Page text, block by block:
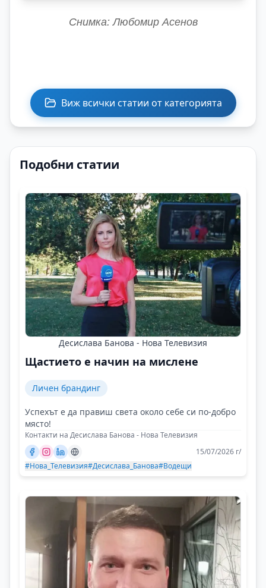
Снимка: Любомир Асенов
Виж всички статии от категорията
Подобни статии
Десислава Банова - Нова Телевизия
Щастието е начин на мислене
Личен брандинг
Успехът е да правиш света около себе си по-добро
място!
Контакти на Десислава Банова - Нова Телевизия
15/07/2026 г/
#Нова_Телевизия#Десислава_Банова#Водещи